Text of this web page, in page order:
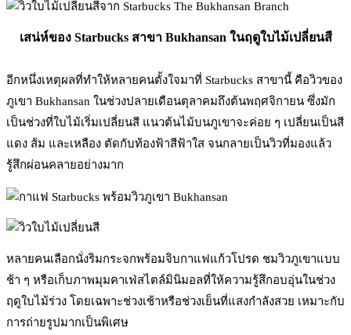
เสน่ห์ของ Starbucks สาขา Bukhansan ในฤดูใบไม้เปลี่ยนสี
อีกหนึ่งเหตุผลที่ทำให้หลายคนตั้งใจมาที่ Starbucks สาขานี้ คือวิวของ
ภูเขา Bukhansan ในช่วงปลายเดือนตุลาคมถึงต้นพฤศจิกายน ซึ่งมัก
เป็นช่วงที่ใบไม้เริ่มเปลี่ยนสี แนวต้นไม้บนภูเขาจะค่อย ๆ เปลี่ยนเป็นสี
แดง ส้ม และเหลือง ตัดกับท้องฟ้าสีฟ้าใส จนกลายเป็นวิวที่มองแล้ว
รู้สึกผ่อนคลายอย่างมาก
หลายคนเลือกนั่งริมกระจกพร้อมจิบกาแฟแก้วโปรด ชมวิวภูเขาแบบ
ช้า ๆ หรือเก็บภาพมุมคาเฟ่สไตล์มินิมอลที่ให้ความรู้สึกอบอุ่นในช่วง
ฤดูใบไม้ร่วง โดยเฉพาะช่วงเช้าหรือช่วงเย็นที่แสงกำลังสวย เหมาะกับ
การถ่ายรูปมากเป็นพิเศษ